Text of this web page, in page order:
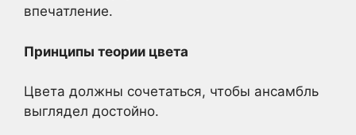
впечатление.
Принципы теории цвета
Цвета должны сочетаться, чтобы ансамбль
выглядел достойно.